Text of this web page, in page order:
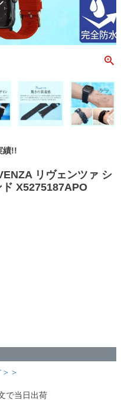
績!!
リヴェンツァ シ
X5275187APO
＞
で当日出荷